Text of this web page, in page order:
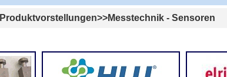
Produktvorstellungen Messtechnik - Sensoren